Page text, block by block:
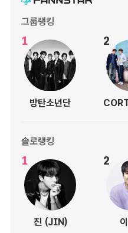
그룹랭킹
1
방탄소년단
2
솔로랭킹
1
진 (JIN)
2